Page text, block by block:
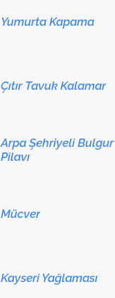
Yumurta Kapama
Çıtır Tavuk Kalamar
Arpa Şehriyeli Bulgur
Pilavı
Mücver
Kayseri Yağlaması